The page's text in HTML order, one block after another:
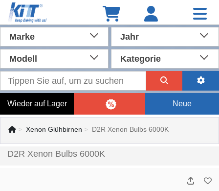
Marke Jahr
Modell Kategorie
Wieder auf Lager Neue
Xenon Glühbirnen D2R Xenon Bulbs 6000K
D2R Xenon Bulbs 6000K